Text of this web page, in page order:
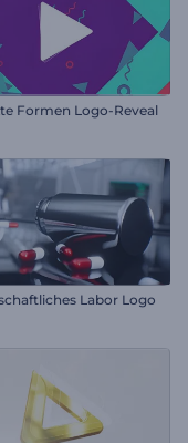
Formen Logo-Reveal
Labor Logo